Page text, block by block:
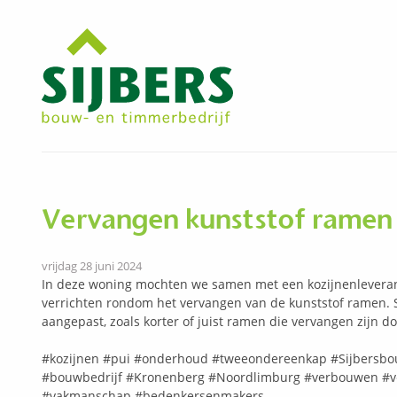
Vervangen kunststof ramen
vrijdag 28 juni 2024
In deze woning mochten we samen met een
verrichten rondom het vervangen van de kunststof ramen.
aangepast, zoals korter of juist ramen die vervangen zijn
#kozijnen #pui #onderhoud #tweeondereenkap
#bouwbedrijf #Kronenberg #Noordlimburg #verbouwen